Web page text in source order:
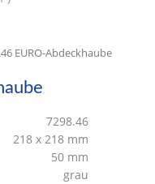
EURO-Abdeckhaube
7298.46
218 x 218 mm
50 mm
grau